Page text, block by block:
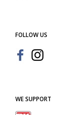
FOLLOW US
WE SUPPORT